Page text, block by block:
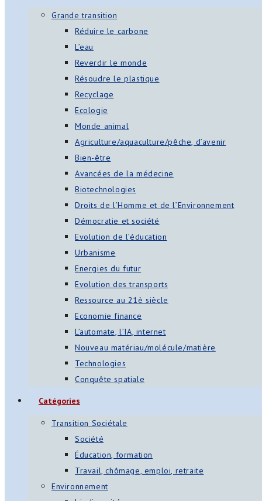
Grande transition
Réduire le carbone
L’eau
Reverdir le monde
Résoudre le plastique
Recyclage
Ecologie
Monde animal
Agriculture/aquaculture/pêche, d’avenir
Bien-être
Avancées de la médecine
Biotechnologies
Droits de l’Homme et de l’Environnement
Démocratie et société
Evolution de l’éducation
Urbanisme
Energies du futur
Evolution des transports
Ressource au 21è siècle
Economie finance
L’automate, l’IA, internet
Nouveau matériau/molécule/matière
Technologies
Conquête spatiale
Catégories
Transition Sociétale
Société
Éducation, formation
Travail, chômage, emploi, retraite
Environnement